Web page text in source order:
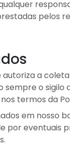
pelos
autoriza a
sempre o
termos da
em nosso
por eventuais